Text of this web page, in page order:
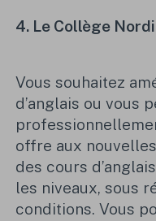
4. Le Collège
Vous souhaitez
d’anglais ou vous
offre aux
des cours
les niveaux, sous
conditions. Vous